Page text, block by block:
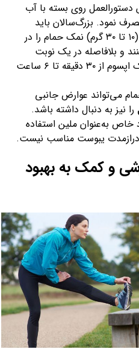
روی بسته با آب
نمود. بزرگ‌سالان باید
معمولا ۲ تا ۶ قاشق چای‌خوری (۱۰ تا ۳۰ گرم) نمک حمام را در
حل کنند و بلافاصله در یک نوبت
مصرف کنند. خاصیت ملین نمک اپسوم از ۳۰ دقیقه تا ۶ ساعت
می‌تواند عوارض جانبی
را نیز به‌ دنبال داشته باشد.
خاص به‌عنوان ملین استفاده
یبوست مناسب نیست.
و کمک به بهبود